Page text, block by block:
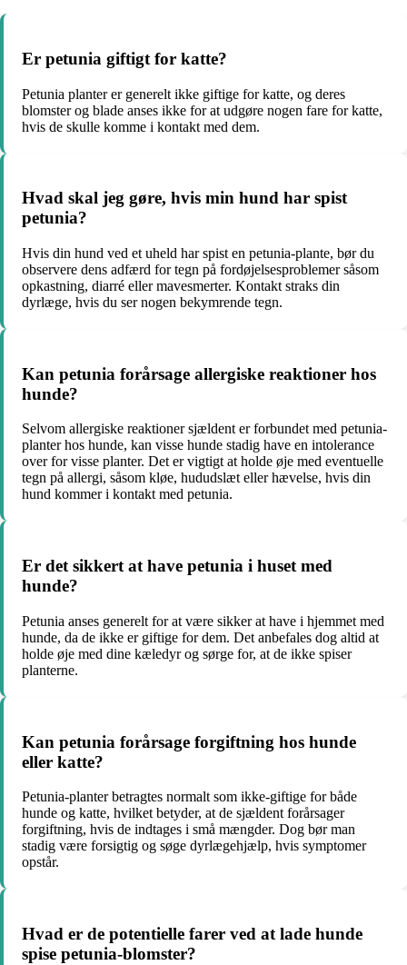
Er petunia giftigt for katte?
Petunia planter er generelt ikke giftige for katte, og deres
blomster og blade anses ikke for at udgøre nogen fare for katte,
hvis de skulle komme i kontakt med dem.
Hvad skal jeg gøre, hvis min hund har spist
petunia?
Hvis din hund ved et uheld har spist en petunia-plante, bør du
observere dens adfærd for tegn på fordøjelsesproblemer såsom
opkastning, diarré eller mavesmerter. Kontakt straks din
dyrlæge, hvis du ser nogen bekymrende tegn.
Kan petunia forårsage allergiske reaktioner hos
hunde?
Selvom allergiske reaktioner sjældent er forbundet med petunia-
planter hos hunde, kan visse hunde stadig have en intolerance
over for visse planter. Det er vigtigt at holde øje med eventuelle
tegn på allergi, såsom kløe, hududslæt eller hævelse, hvis din
hund kommer i kontakt med petunia.
Er det sikkert at have petunia i huset med
hunde?
Petunia anses generelt for at være sikker at have i hjemmet med
hunde, da de ikke er giftige for dem. Det anbefales dog altid at
holde øje med dine kæledyr og sørge for, at de ikke spiser
planterne.
Kan petunia forårsage forgiftning hos hunde
eller katte?
Petunia-planter betragtes normalt som ikke-giftige for både
hunde og katte, hvilket betyder, at de sjældent forårsager
forgiftning, hvis de indtages i små mængder. Dog bør man
stadig være forsigtig og søge dyrlægehjælp, hvis symptomer
opstår.
Hvad er de potentielle farer ved at lade hunde
spise petunia-blomster?